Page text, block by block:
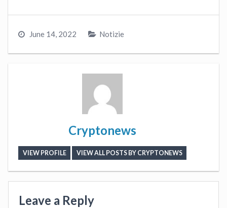
June 14, 2022 Notizie
Cryptonews
VIEW PROFILE VIEW ALL POSTS BY CRYPTONEWS
Leave a Reply